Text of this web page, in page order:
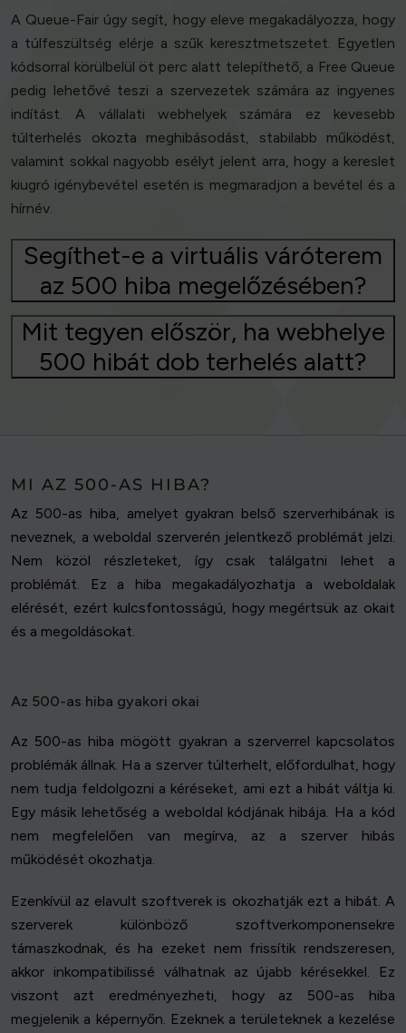
A Queue-Fair úgy segít, hogy eleve megakadályozza, hogy
a túlfeszültség elérje a szűk keresztmetszetet. Egyetlen
kódsorral körülbelül öt perc alatt telepíthető, a Free Queue
pedig lehetővé teszi a szervezetek számára az ingyenes
indítást. A vállalati webhelyek számára ez kevesebb
túlterhelés okozta meghibásodást, stabilabb működést,
valamint sokkal nagyobb esélyt jelent arra, hogy a kereslet
kiugró igénybevétel esetén is megmaradjon a bevétel és a
hírnév.
Segíthet-e a virtuális váróterem
az 500 hiba megelőzésében?
Mit tegyen először, ha webhelye
500 hibát dob terhelés alatt?
MI AZ 500-AS HIBA?
Az 500-as hiba, amelyet gyakran belső szerverhibának is
neveznek, a weboldal szerverén jelentkező problémát jelzi.
Nem közöl részleteket, így csak találgatni lehet a
problémát. Ez a hiba megakadályozhatja a weboldalak
elérését, ezért kulcsfontosságú, hogy megértsük az okait
és a megoldásokat.
Az 500-as hiba gyakori okai
Az 500-as hiba mögött gyakran a szerverrel kapcsolatos
problémák állnak. Ha a szerver túlterhelt, előfordulhat, hogy
nem tudja feldolgozni a kéréseket, ami ezt a hibát váltja ki.
Egy másik lehetőség a weboldal kódjának hibája. Ha a kód
nem megfelelően van megírva, az a szerver hibás
működését okozhatja.
Ezenkívül az elavult szoftverek is okozhatják ezt a hibát. A
szerverek különböző szoftverkomponensekre
támaszkodnak, és ha ezeket nem frissítik rendszeresen,
akkor inkompatibilissé válhatnak az újabb kérésekkel. Ez
viszont azt eredményezheti, hogy az 500-as hiba
megjelenik a képernyőn. Ezeknek a területeknek a kezelése